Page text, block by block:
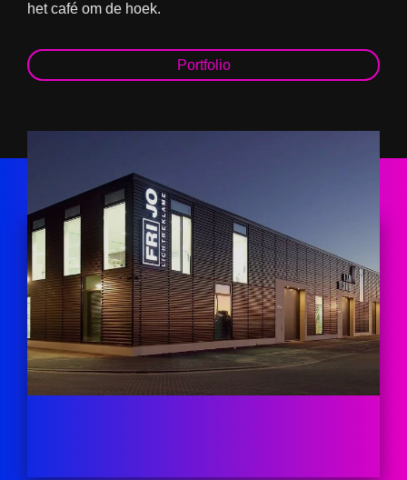
het café om de hoek.
Portfolio